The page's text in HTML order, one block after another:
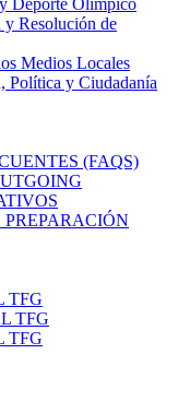
y Resolución de
Medios Locales
Política y Ciudadanía
(FAQS)
PREPARACIÓN
TFG
TFG
TFG